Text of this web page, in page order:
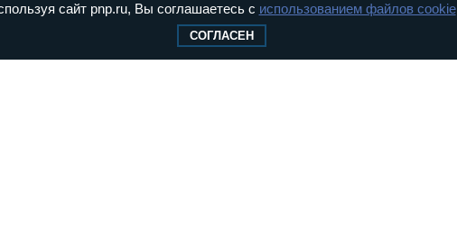
технологий и
сайт pnp.ru, Вы соглашаетесь с использованием файлов cookie
СОГЛАСЕН